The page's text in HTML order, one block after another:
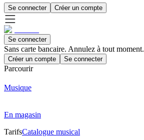
Se connecter Créer un compte
Se connecter
Sans carte bancaire. Annulez à tout moment.
Créer un compte Se connecter
Parcourir
Musique
En magasin
TarifsCatalogue musical